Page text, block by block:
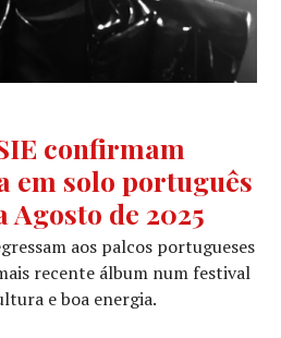
confirmam
em solo português
de 2025
aos palcos portugueses
recente álbum num festival
e boa energia.
ANANSIE confirmam